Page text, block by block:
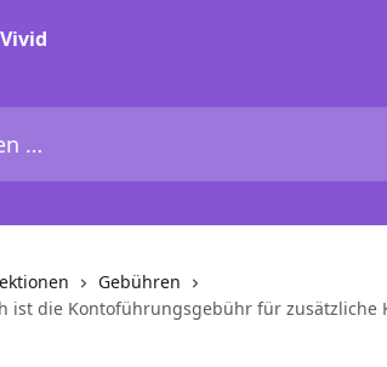
Gebühren
ist die Kontoführungsgebühr für zusätzliche